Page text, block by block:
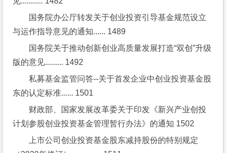
国务院办公厅转发关于创业投资引导基金规范设立
与运作指导意见的通知...... 1489
国务院关于推动创新创业高质量发展打造“双创”升级
版的意见......... 1492
私募基金监管问答--关于首发企业中创业投资基金股
东的认定标准...... 1501
财政部、国家发展改革委关于印发《新兴产业创投
计划参股创业投资基金管理暂行办法》的通知 1502
上市公司创业投资基金股东减持股份的特别规定